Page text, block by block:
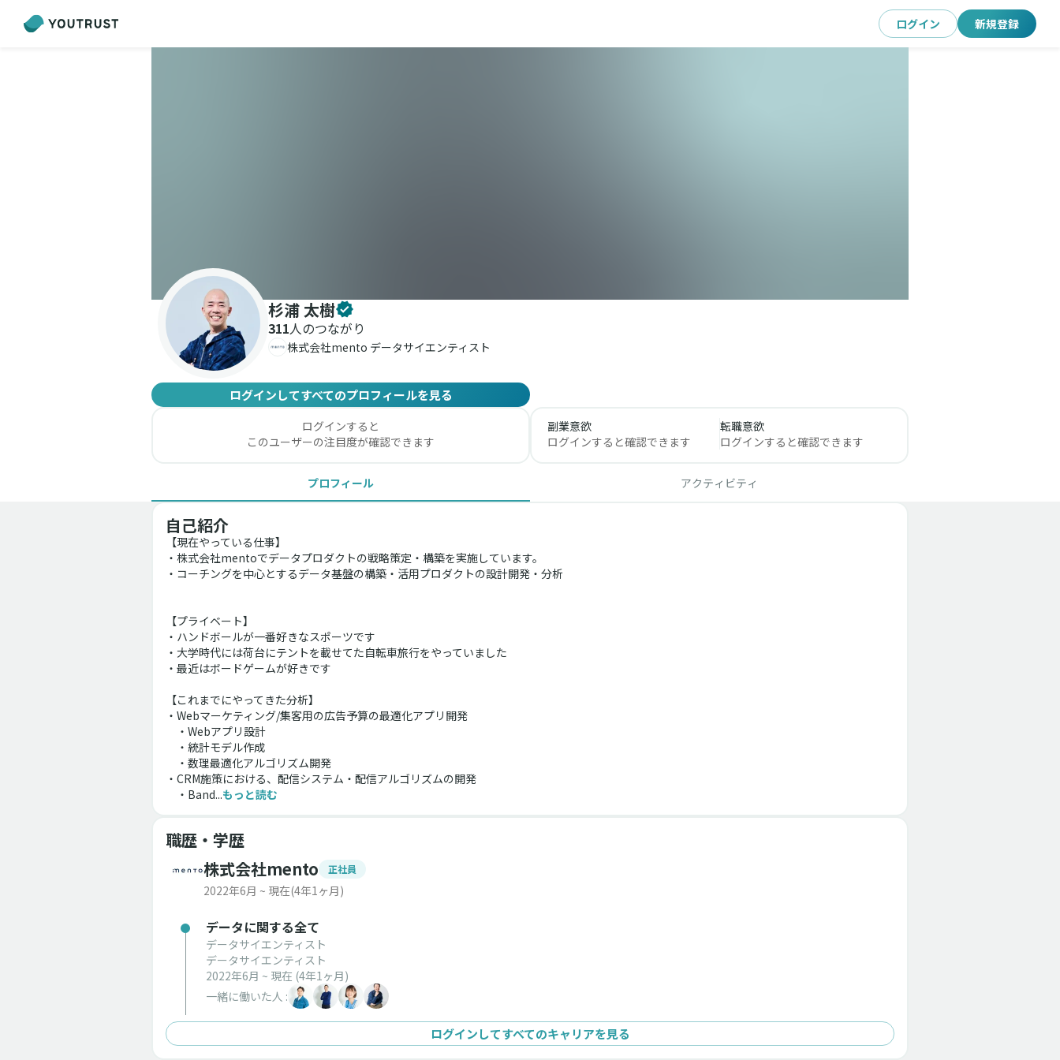
ログイン 新規登録
杉浦 太樹
311人のつながり
株式会社mento データサイエンティスト
ログインしてすべてのプロフィールを見る
ログインすると
このユーザーの注目度が確認できます
副業意欲
ログインすると確認できます
転職意欲
ログインすると確認できます
プロフィール アクティビティ
自己紹介
【現在やっている仕事】
・株式会社mentoでデータプロダクトの戦略策定・構築を実施しています。
・コーチングを中心とするデータ基盤の構築・活用プロダクトの設計開発・分析
【プライベート】
・ハンドボールが一番好きなスポーツです
・大学時代には荷台にテントを載せてた自転車旅行をやっていました
・最近はボードゲームが好きです
【これまでにやってきた分析】
・Webマーケティング/集客用の広告予算の最適化アプリ開発
・Webアプリ設計
・統計モデル作成
・数理最適化アルゴリズム開発
・CRM施策における、配信システム・配信アルゴリズムの開発
・Band...もっと読む
職歴・学歴
株式会社mento
正社員
2022年6月 ~ 現在(4年1ヶ月)
データに関する全て
データサイエンティスト
データサイエンティスト
2022年6月 ~ 現在 (4年1ヶ月)
一緒に働いた人 :
ログインしてすべてのキャリアを見る